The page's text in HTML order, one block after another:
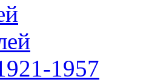
1957